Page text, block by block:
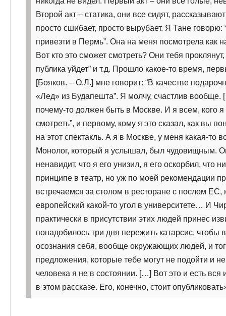
Второй акт – статика, они все сидят,
просто сшибает, просто вырубает. Я Тане
привезти в Пермь”. Она на меня посмотрела как
Вот кто это сможет смотреть? Они тебя
публика уйдет” и т.д. Прошло какое-то время,
[Бояков. – О.Л.] мне говорит: “В качестве
«Лед» из Будапешта”. Я молчу, счастлив
почему-то должен быть в Москве. И я всем, кого
смотреть”, и первому, кому я это сказал, как вы
на этот спектакль. А я в Москве, у меня какая-то
Монолог, который я услышал, был чудовищным.
ненавидит, что я его унизил, я его оскорбил, что
принципе в театр, но уж по моей рекомендации
встречаемся за столом в ресторане с послом ЕС,
европейский какой-то угол в университете… И
практически в присутствии этих людей принес
понадобилось три дня пережить катарсис, чтобы
осознания себя, вообще окружающих людей, и
предложения, которые тебе могут не подойти и
человека я не в состоянии. […] Вот это и есть вся
в этом рассказе. Его, конечно, стоит